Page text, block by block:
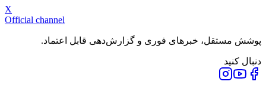
X
Official channel
پوشش مستقل، خبرهای فوری و گزارش‌دهی قابل اعتماد.
دنبال کنید